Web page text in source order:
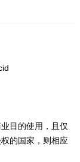
目的使用，且仅
的国家，则相应